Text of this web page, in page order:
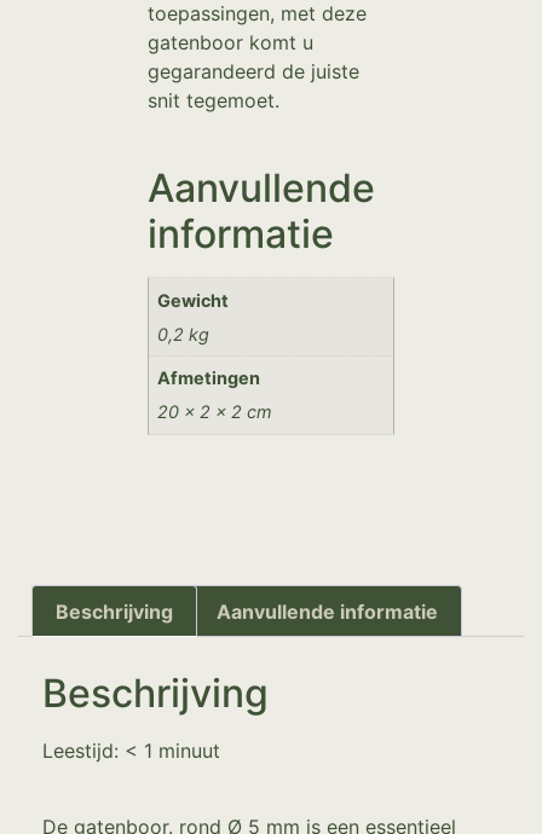
toepassingen, met deze
gatenboor komt u
gegarandeerd de juiste
snit tegemoet.
Aanvullende
informatie
Gewicht
0,2 kg
Afmetingen
20 × 2 × 2 cm
Beschrijving Aanvullende informatie
Beschrijving
Leestijd: < 1 minuut
De gatenboor. rond Ø 5 mm is een essentieel